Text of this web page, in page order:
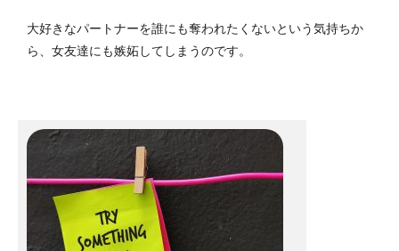
大好きなパートナーを誰にも奪われたくないという気持ちか
ら、女友達にも嫉妬してしまうのです。